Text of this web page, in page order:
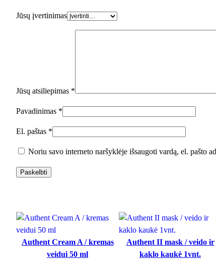
Jūsų įvertinimas
Jūsų atsiliepimas *
Pavadinimas *
El. paštas *
Noriu savo interneto naršyklėje išsaugoti vardą, el. pašto
Authent Cream A / kremas
veidui 50 ml
Authent II mask / veido ir
kaklo kaukė 1vnt.